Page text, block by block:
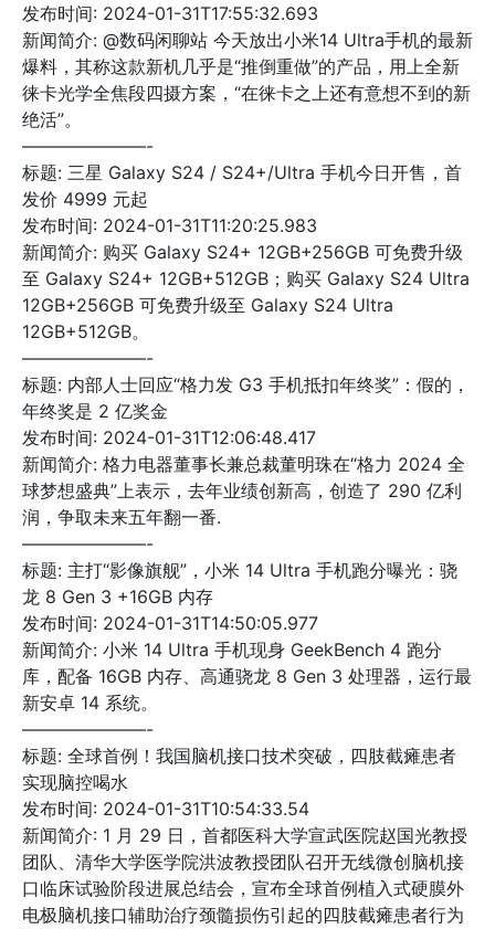
发布时间: 2024-01-31T17:55:32.693
新闻简介: @数码闲聊站 今天放出小米14 Ultra手机的最新
爆料，其称这款新机几乎是“推倒重做”的产品，用上全新
徕卡光学全焦段四摄方案，“在徕卡之上还有意想不到的新
绝活”。
———————-
标题: 三星 Galaxy S24 / S24+/Ultra 手机今日开售，首
发价 4999 元起
发布时间: 2024-01-31T11:20:25.983
新闻简介: 购买 Galaxy S24+ 12GB+256GB 可免费升级
至 Galaxy S24+ 12GB+512GB；购买 Galaxy S24 Ultra
12GB+256GB 可免费升级至 Galaxy S24 Ultra
12GB+512GB。
———————-
标题: 内部人士回应“格力发 G3 手机抵扣年终奖”：假的，
年终奖是 2 亿奖金
发布时间: 2024-01-31T12:06:48.417
新闻简介: 格力电器董事长兼总裁董明珠在“格力 2024 全
球梦想盛典”上表示，去年业绩创新高，创造了 290 亿利
润，争取未来五年翻一番.
———————-
标题: 主打“影像旗舰”，小米 14 Ultra 手机跑分曝光：骁
龙 8 Gen 3 +16GB 内存
发布时间: 2024-01-31T14:50:05.977
新闻简介: 小米 14 Ultra 手机现身 GeekBench 4 跑分
库，配备 16GB 内存、高通骁龙 8 Gen 3 处理器，运行最
新安卓 14 系统。
———————-
标题: 全球首例！我国脑机接口技术突破，四肢截瘫患者
实现脑控喝水
发布时间: 2024-01-31T10:54:33.54
新闻简介: 1 月 29 日，首都医科大学宣武医院赵国光教授
团队、清华大学医学院洪波教授团队召开无线微创脑机接
口临床试验阶段进展总结会，宣布全球首例植入式硬膜外
电极脑机接口辅助治疗颈髓损伤引起的四肢截瘫患者行为